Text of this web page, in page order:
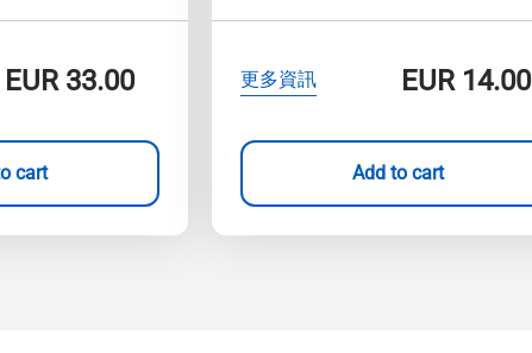
EUR33.00
cart
更多資訊 EUR14.00
Add to cart